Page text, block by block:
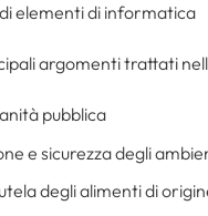
elementi di informatica
argomenti trattati
pubblica
e sicurezza degli
degli alimenti di